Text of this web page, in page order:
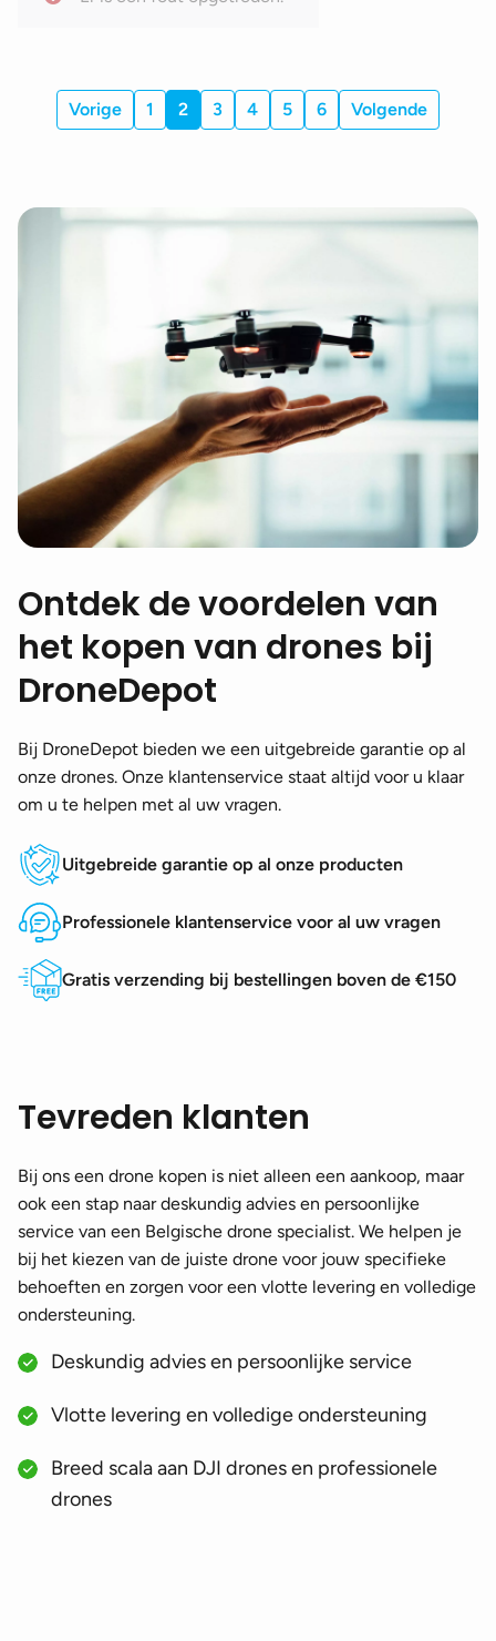
Vorige 1 2 3 4 5 6 Volgende
Ontdek de voordelen van
het kopen van drones bij
DroneDepot
Bij DroneDepot bieden we een uitgebreide garantie op al
onze drones. Onze klantenservice staat altijd voor u klaar
om u te helpen met al uw vragen.
Uitgebreide garantie op al onze producten
Professionele klantenservice voor al uw vragen
Gratis verzending bij bestellingen boven de €150
Tevreden klanten
Bij ons een drone kopen is niet alleen een aankoop, maar
ook een stap naar deskundig advies en persoonlijke
service van een Belgische drone specialist. We helpen je
bij het kiezen van de juiste drone voor jouw specifieke
behoeften en zorgen voor een vlotte levering en volledige
ondersteuning.
Deskundig advies en persoonlijke service
Vlotte levering en volledige ondersteuning
Breed scala aan DJI drones en professionele
drones